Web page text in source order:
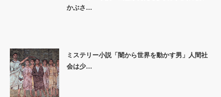
かぶさ…
ミステリー小説「闇から世界を動かす男」人間社
会は少…